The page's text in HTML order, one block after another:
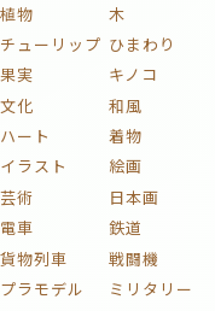
植物
木
チューリップ ひまわり
果実
キノコ
文化
和風
ハート
着物
イラスト
絵画
芸術
日本画
電車
鉄道
貨物列車
戦闘機
プラモデル
ミリタリー